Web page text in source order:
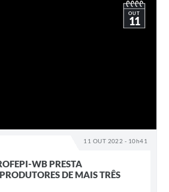
11 OUT 2022 - 10h41
OUT
11
WB PRESTA
DE MAIS TRÊS